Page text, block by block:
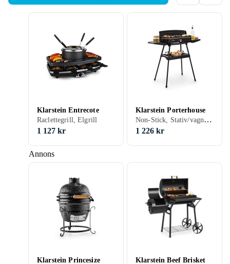
Annons
Klarstein Entrecote
Raclettegrill, Elgrill
1 127 kr
Klarstein Porterhouse
Non-Stick, Stativ/vagn (medföljande/inbyggd), Balkong, Bordsgrill, Elgrill
1 226 kr
Klarstein Princesize
Klarstein Beef Brisket